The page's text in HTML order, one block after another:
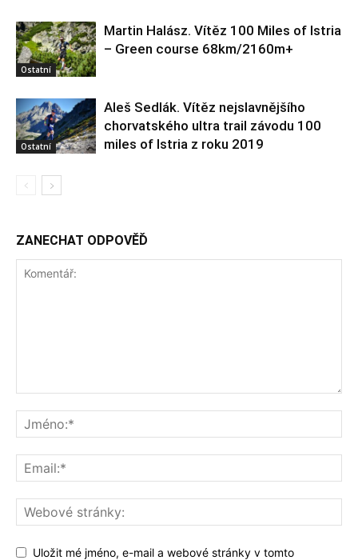
Ostatní
Martin Halász. Vítěz 100 Miles of Istria
– Green course 68km/2160m+
Ostatní
Aleš Sedlák. Vítěz nejslavnějšího
chorvatského ultra trail závodu 100
miles of Istria z roku 2019
ZANECHAT ODPOVĚĎ
Uložit mé jméno, e-mail a webové stránky v tomto